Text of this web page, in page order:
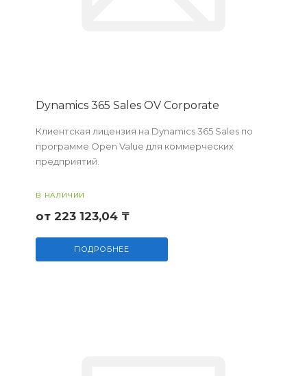
Dynamics 365 Sales OV Corporate
Клиентская лицензия на Dynamics 365 Sales по
программе Open Value для коммерческих
предприятий.
В НАЛИЧИИ
от 223 123,04 ₸
ПОДРОБНЕЕ